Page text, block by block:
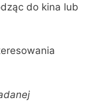
do kina lub